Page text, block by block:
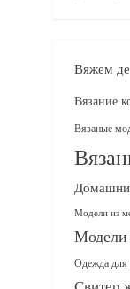
Вяжем
Вязание
Вязаные
Модели из
Модели
Одежда